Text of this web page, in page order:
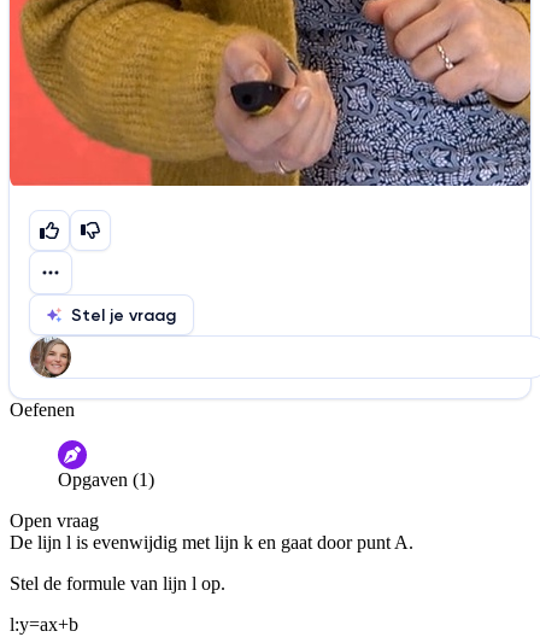
Stel je vraag
Help ons de video te verbeteren
De audio is slecht
Informatie is onjuist
De docent is te langdradig
De uitleg gaat te langzaam
Afspelen werkte niet
Oefenen
Opgaven (1)
Open vraag
De lijn l is evenwijdig met lijn k en gaat door punt A.
Stel de formule van lijn l op.
l:y=ax+b